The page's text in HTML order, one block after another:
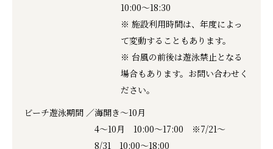
10:00〜18:30
※ 施設利用時間は、年度によっ
て変動することもあります。
※ 台風の前後は遊泳禁止となる
場合もあります。お問い合わせく
ださい。
ビーチ遊泳期間 ／海開き〜10月
4〜10月 10:00〜17:00 ※7/21～
8/31 10:00〜18:00